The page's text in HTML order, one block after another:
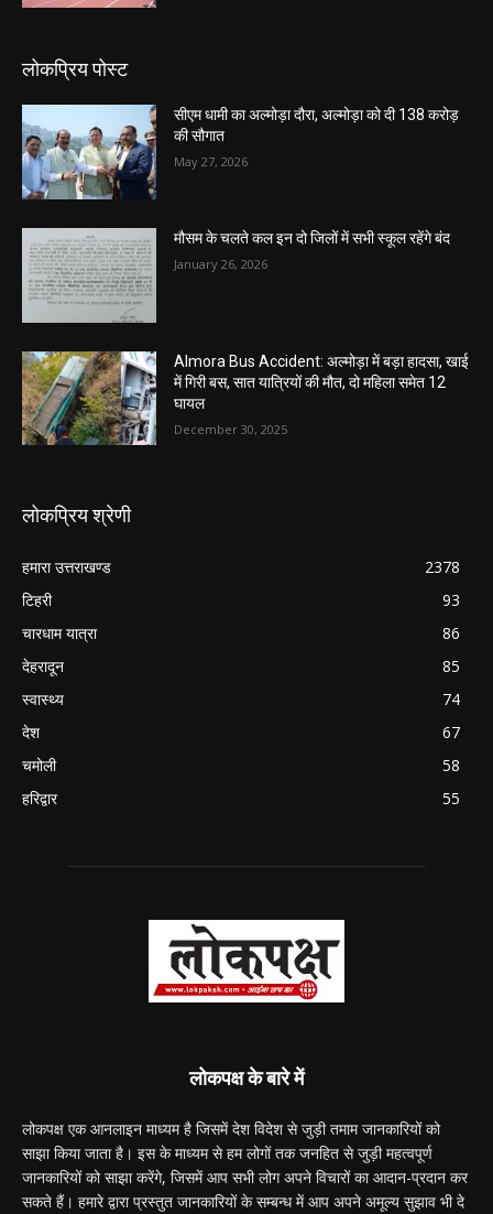
लोकप्रिय पोस्ट
सीएम धामी का अल्मोड़ा दौरा, अल्मोड़ा को दी 138 करोड़
की सौगात
May 27, 2026
मौसम के चलते कल इन दो जिलों में सभी स्कूल रहेंगे बंद
January 26, 2026
Almora Bus Accident: अल्मोड़ा में बड़ा हादसा, खाई
में गिरी बस, सात यात्रियों की मौत, दो महिला समेत 12
घायल
December 30, 2025
लोकप्रिय श्रेणी
हमारा उत्तराखण्ड
2378
टिहरी
93
चारधाम यात्रा
86
देहरादून
85
स्वास्थ्य
74
देश
67
चमोली
58
हरिद्वार
55
लोकपक्ष के बारे में
लोकपक्ष एक आनलाइन माध्यम है जिसमें देश विदेश से जुड़ी तमाम जानकारियों को
साझा किया जाता है। इस के माध्यम से हम लोगों तक जनहित से जुड़ी महत्वपूर्ण
जानकारियों को साझा करेंगे, जिसमें आप सभी लोग अपने विचारों का आदान-प्रदान कर
सकते हैं। हमारे द्वारा प्रस्तुत जानकारियों के सम्बन्ध में आप अपने अमूल्य सुझाव भी दे